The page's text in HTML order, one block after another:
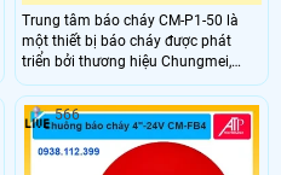
Trung tâm báo cháy CM-P1-50 là
một thiết bị báo cháy được phát
triển bởi thương hiệu Chungmei,
mang lại sự bảo vệ tối ưu cho các
công trình với khả năng kiểm soát
lên tới 50 khu vực. Bộ trung tâm
giúp phát hiện sớm nguy cơ cháy
mà còn tối ưu hóa quá trình kiểm
566